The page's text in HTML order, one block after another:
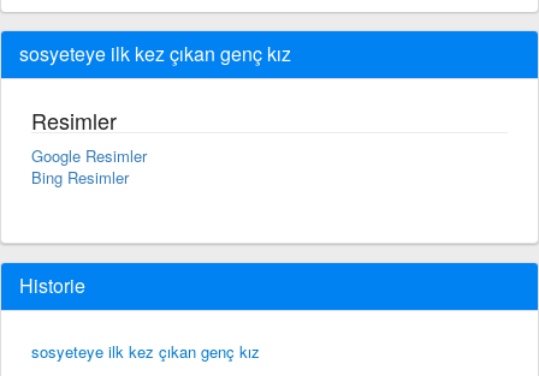
sosyeteye ilk kez çıkan genç kız
Resimler
Google Resimler
Bing Resimler
Historie
sosyeteye ilk kez çıkan genç kız